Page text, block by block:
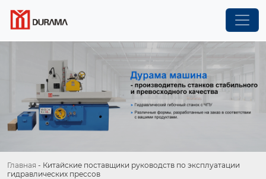
Главная - Китайские поставщики руководств по эксплуатации
гидравлических прессов